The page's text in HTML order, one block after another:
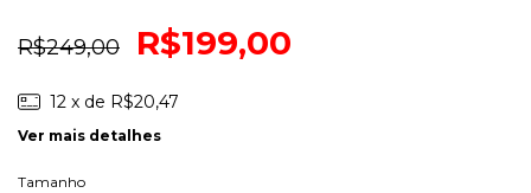
R$249,00 R$199,00
12 x de R$20,47
Ver mais detalhes
Tamanho